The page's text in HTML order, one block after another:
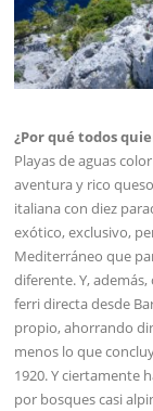
¿Por qué todos
Playas de aguas
aventura y rico
italiana con diez
exótico, exclusivo,
Mediterráneo que
diferente. Y,
ferri directa desde
propio, ahorrando
menos lo que
1920. Y ciertamente
por bosques casi